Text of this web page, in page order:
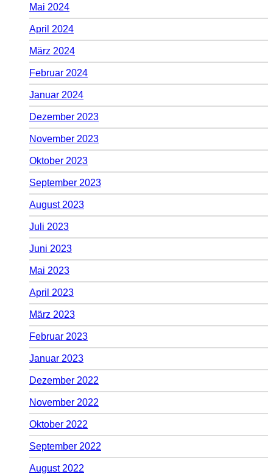
Mai 2024
April 2024
März 2024
Februar 2024
Januar 2024
Dezember 2023
November 2023
Oktober 2023
September 2023
August 2023
Juli 2023
Juni 2023
Mai 2023
April 2023
März 2023
Februar 2023
Januar 2023
Dezember 2022
November 2022
Oktober 2022
September 2022
August 2022